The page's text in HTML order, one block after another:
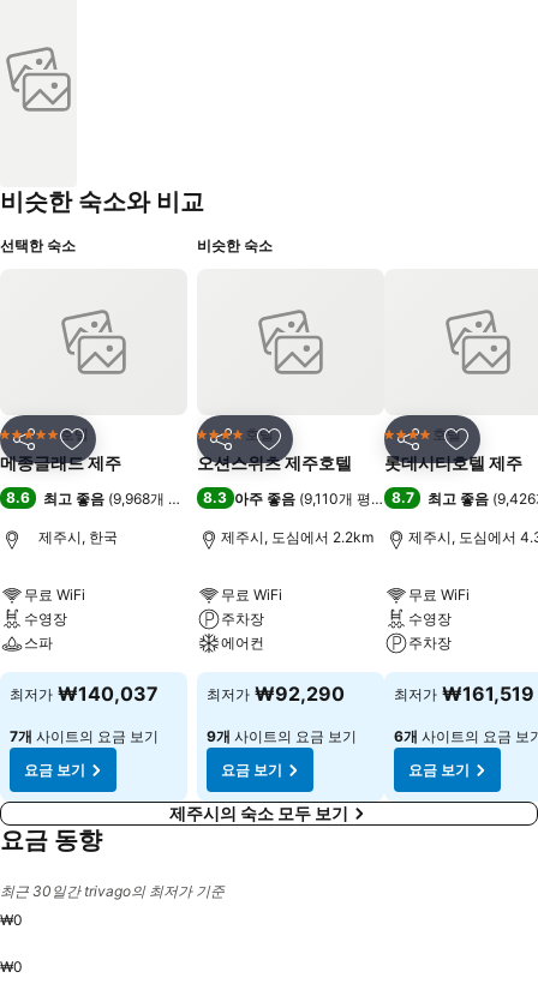
비슷한 숙소와 비교
선택한 숙소
공유 즐겨찾기에 추가
5 성급 호텔
메종글래드 제주
8.6 최고 좋음 (9,968개 평점)
제주시, 한국
무료 WiFi
수영장
스파
최저가 ₩140,037
7개 사이트의 요금 보기
요금 보기
비슷한 숙소
공유 즐겨찾기에 추가
4 성급 호텔
오션스위츠 제주호텔
8.3 아주 좋음 (9,110개 평점)
제주시, 도심에서 2.2km
무료 WiFi
주차장
에어컨
최저가 ₩92,290
9개 사이트의 요금 보기
요금 보기
공유 즐겨찾기
4 성급 호텔
롯데시티호텔 제주
8.7 최고 좋음 (9,426
제주시, 도심에서
무료 WiFi
수영장
주차장
최저가 ₩161,519
6개 사이트의 요금 보
요금 보기
제주시의 숙소 모두 보기
요금 동향
최근 30일간 trivago의 최저가 기준
₩0
₩0